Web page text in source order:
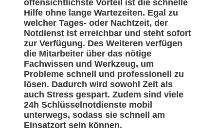
offensichtlichste Vorteil ist die schnelle
Hilfe ohne lange Wartezeiten. Egal zu
welcher Tages- oder Nachtzeit, der
Notdienst ist erreichbar und steht sofort
zur Verfügung. Des Weiteren verfügen
die Mitarbeiter über das nötige
Fachwissen und Werkzeug, um
Probleme schnell und professionell zu
lösen. Dadurch wird sowohl Zeit als
auch Stress gespart. Zudem sind viele
24h Schlüsselnotdienste mobil
unterwegs, sodass sie schnell am
Einsatzort sein können.